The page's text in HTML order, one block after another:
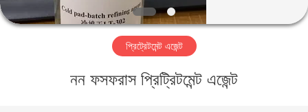
কারখানা
প্রিট্রেটমেন্ট এজেন্ট
নন ফসফরাস প্রিট্রিটমেন্ট এজেন্ট